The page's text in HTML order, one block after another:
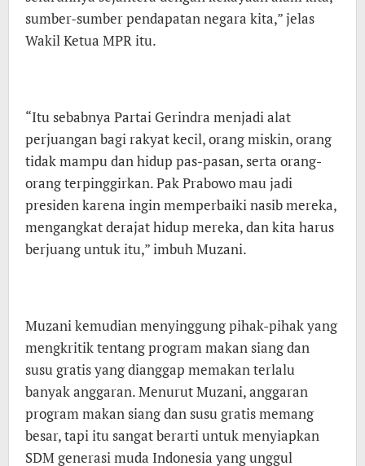
sumber-sumber pendapatan negara kita,” jelas
Wakil Ketua MPR itu.
“Itu sebabnya Partai Gerindra menjadi alat
perjuangan bagi rakyat kecil, orang miskin, orang
tidak mampu dan hidup pas-pasan, serta orang-
orang terpinggirkan. Pak Prabowo mau jadi
presiden karena ingin memperbaiki nasib mereka,
mengangkat derajat hidup mereka, dan kita harus
berjuang untuk itu,” imbuh Muzani.
Muzani kemudian menyinggung pihak-pihak yang
mengkritik tentang program makan siang dan
susu gratis yang dianggap memakan terlalu
banyak anggaran. Menurut Muzani, anggaran
program makan siang dan susu gratis memang
besar, tapi itu sangat berarti untuk menyiapkan
SDM generasi muda Indonesia yang unggul